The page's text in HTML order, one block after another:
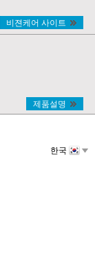
비젼케어 사이트
제품설명
한국